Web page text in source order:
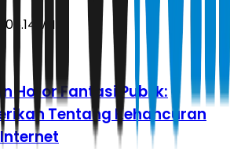
WIB
Horor Fantasi Publik:
Tentang Kehancuran